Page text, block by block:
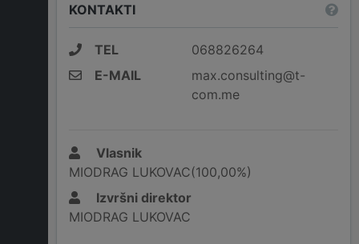
KONTAKTI
TEL
068826264
E-MAIL
max.consulting@t-
com.me
Vlasnik
MIODRAG LUKOVAC(100,00%)
Izvršni direktor
MIODRAG LUKOVAC